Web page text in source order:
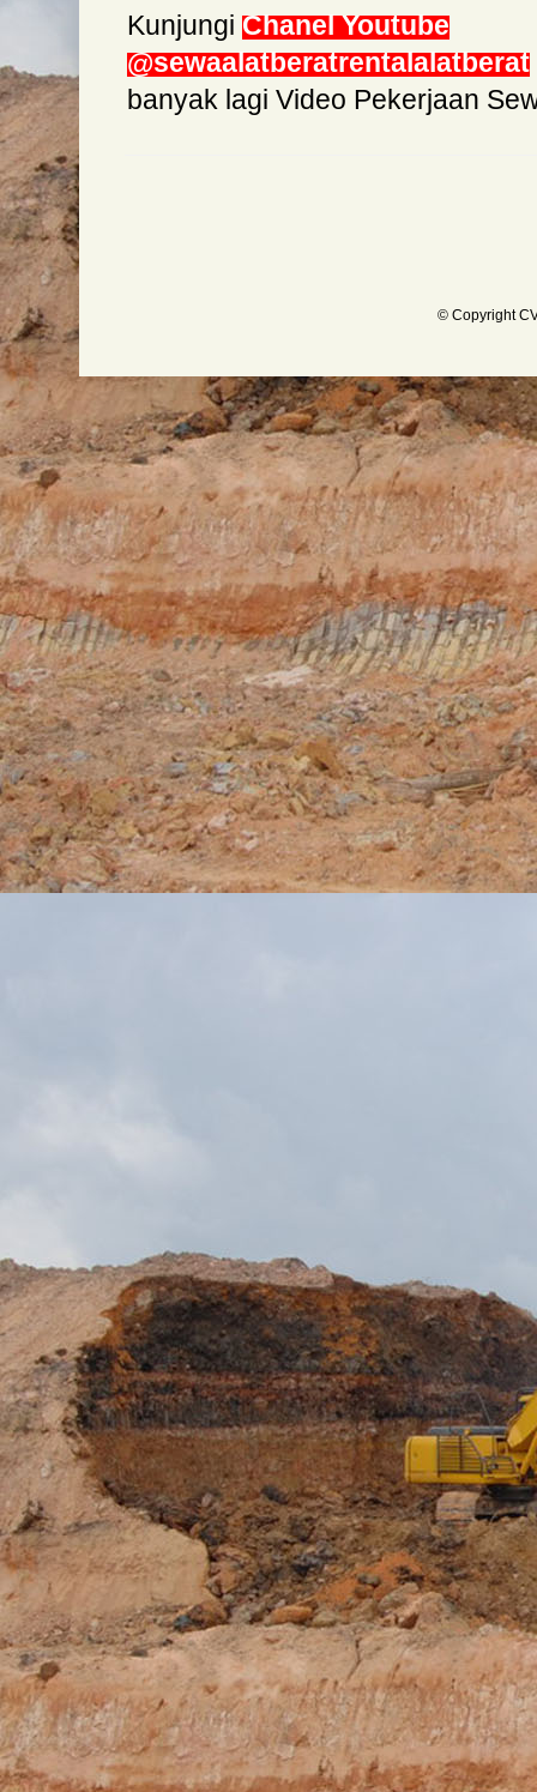
Kunjungi Chanel Youtube
@sewaalatberatrentalalatberat
banyak lagi Video Pekerjaan
© Copyright